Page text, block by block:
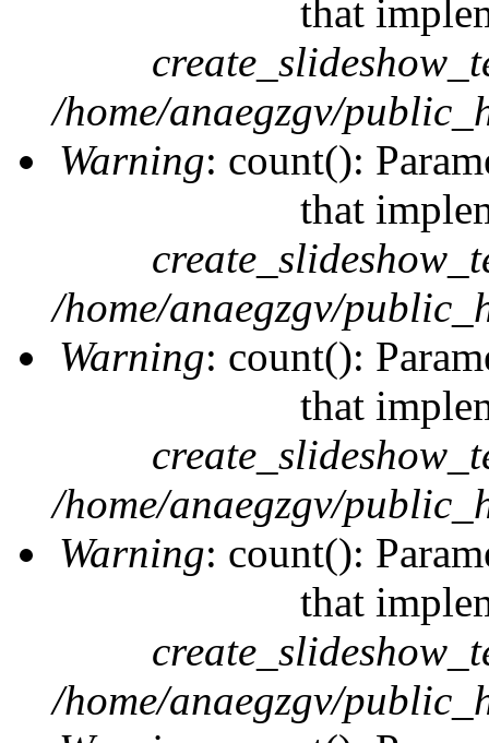
that
/home/anaegzgv/
Warning: count():
that
/home/anaegzgv/
Warning: count():
that
/home/anaegzgv/
Warning: count():
that
/home/anaegzgv/